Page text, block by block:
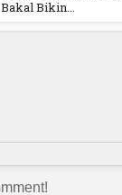
Bakal Bikin...